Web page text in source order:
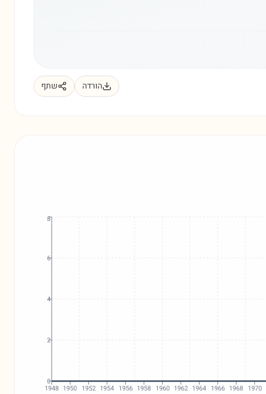
הורדה שתף
1948 1950 1952 1954 1956 1958 1960 1962 1964 1966 1968 1970
0
2
4
6
8